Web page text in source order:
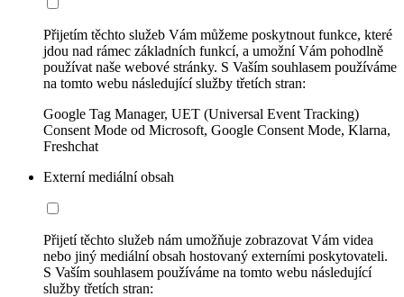
Přijetím těchto služeb Vám můžeme poskytnout funkce, které
jdou nad rámec základních funkcí, a umožní Vám pohodlně
používat naše webové stránky. S Vaším souhlasem používáme
na tomto webu následující služby třetích stran:
Google Tag Manager, UET (Universal Event Tracking)
Consent Mode od Microsoft, Google Consent Mode, Klarna,
Freshchat
Externí mediální obsah
Přijetí těchto služeb nám umožňuje zobrazovat Vám videa
nebo jiný mediální obsah hostovaný externími poskytovateli.
S Vaším souhlasem používáme na tomto webu následující
služby třetích stran: